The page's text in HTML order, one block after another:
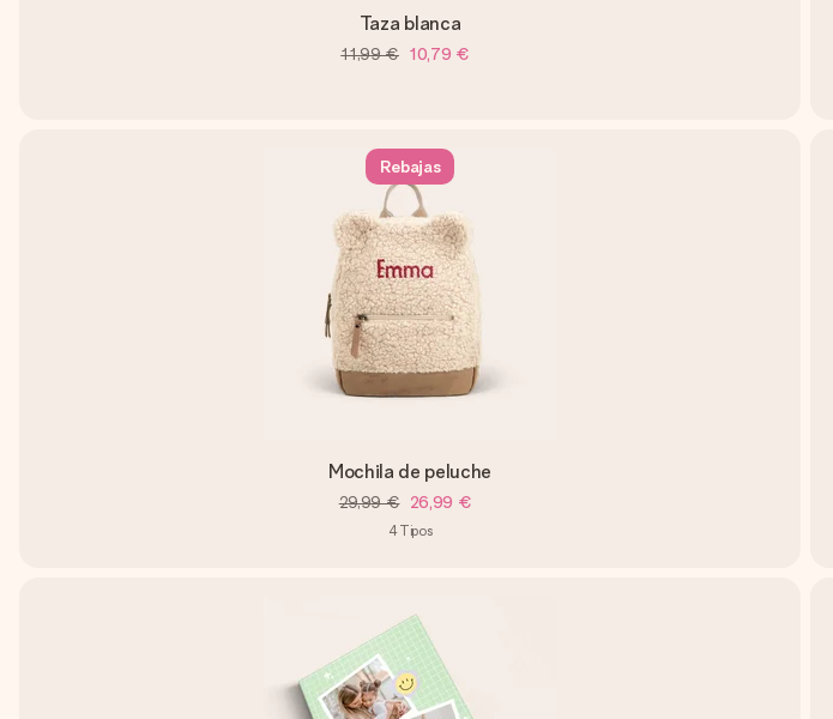
Taza blanca
11,99 € 10,79 €
Rebajas
Mochila de peluche
29,99 € 26,99 €
4Tipos